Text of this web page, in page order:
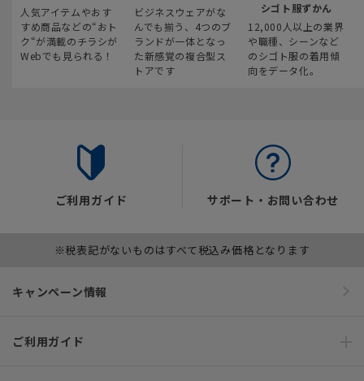
人気アイテムやおす
すめ商品などの“おト
ク“が満載のチラシが
Webでも見られる！
ビジネスウェアがな
んでも揃う、4つのブ
ランドが一体となっ
た新感覚の複合型ス
トアです
シゴト服ずかん
12,000人以上の業界
や職種、シーンなど
のシゴト服の着用傾
向をデータ化。
ご利用ガイド サポート・お問い合わせ
※税表記がないものはすべて税込み価格となります
キャンペーン情報
ご利用ガイド